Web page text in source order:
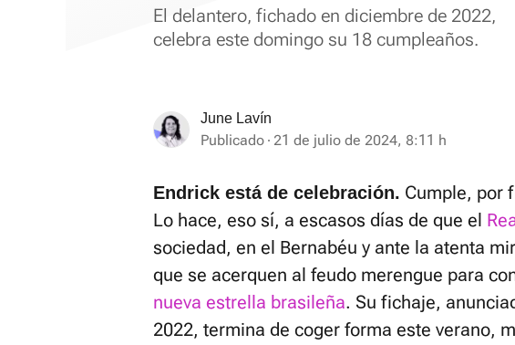
El delantero, fichado en diciembre de 2022,
celebra este domingo su 18 cumpleaños.
June Lavín
Publicado 21 de julio de 2024, 8:11 h
Endrick está de celebración. Cumple, por
Lo hace, eso sí, a escasos días de que el
sociedad, en el Bernabéu y ante la atenta
que se acerquen al feudo merengue para
nueva estrella brasileña. Su fichaje,
2022, termina de coger forma este verano,